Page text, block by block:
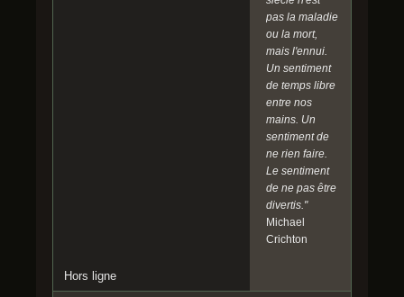
pas la maladie
ou la mort,
mais l'ennui.
Un sentiment
de temps libre
entre nos
mains. Un
sentiment de
ne rien faire.
Le sentiment
de ne pas être
divertis."
Michael
Crichton
Hors ligne